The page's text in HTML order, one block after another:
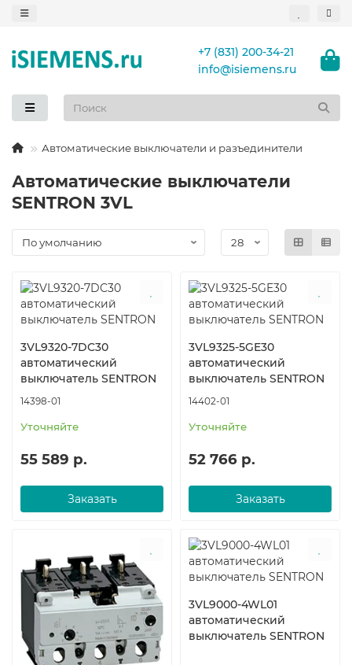
+7 (831) 200-34-21
info@isiemens.ru
Автоматические выключатели и разъединители
Автоматические выключатели
SENTRON 3VL
3VL9320-7DC30
автоматический
выключатель SENTRON
14398-01
Уточняйте
55 589 р.
Заказать
3VL9325-5GE30
автоматический
выключатель SENTRON
14402-01
Уточняйте
52 766 р.
Заказать
3VL9000-4WL01
автоматический
выключатель SENTRON